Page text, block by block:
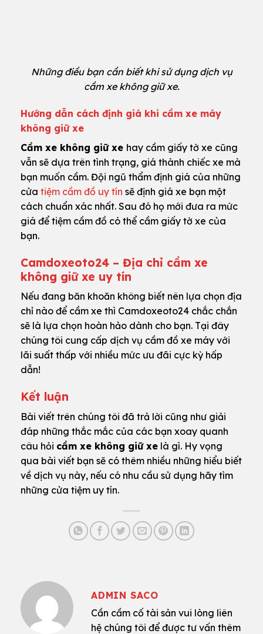
Những điều bạn cần biết khi sử dụng dịch vụ
cầm xe không giữ xe.
Hướng dẫn cách định giá khi cầm xe máy
không giữ xe
Cầm xe không giữ xe hay cầm giấy tờ xe cũng
vẫn sẽ dựa trên tình trạng, giá thành chiếc xe mà
bạn muốn cầm. Đội ngũ thẩm định giá của những
cửa tiệm cầm đồ uy tín sẽ định giá xe bạn một
cách chuẩn xác nhất. Sau đó họ mới đưa ra mức
giá để tiệm cầm đồ có thể cầm giấy tờ xe của
bạn.
Camdoxeoto24 – Địa chỉ cầm xe
không giữ xe uy tín
Nếu đang băn khoăn không biết nên lựa chọn địa
chỉ nào để cầm xe thì Camdoxeoto24 chắc chắn
sẽ là lựa chọn hoàn hảo dành cho bạn. Tại đây
chúng tôi cung cấp dịch vụ cầm đồ xe máy với
lãi suất thấp với nhiều mức ưu đãi cực kỳ hấp
dẫn!
Kết luận
Bài viết trên chúng tôi đã trả lời cũng như giải
đáp những thắc mắc của các bạn xoay quanh
câu hỏi cầm xe không giữ xe là gì. Hy vọng
qua bài viết bạn sẽ có thêm nhiều những hiểu biết
về dịch vụ này, nếu có nhu cầu sử dụng hãy tìm
những cửa tiệm uy tín.
ADMIN SACO
Cần cầm cố tài sản vui lòng liên
hệ chúng tôi để được tư vấn thêm